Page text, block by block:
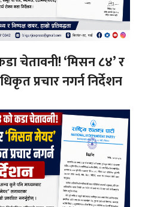
चेतावनी! ‘मिसन ८४’ र
प्रचार नगर्न निर्देशन